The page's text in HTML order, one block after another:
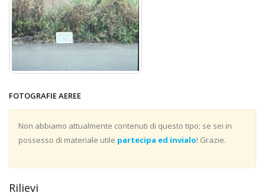
FOTOGRAFIE AEREE
Non abbiamo attualmente contenuti di questo tipo; se sei in
possesso di materiale utile partecipa ed invialo! Grazie.
Rilievi